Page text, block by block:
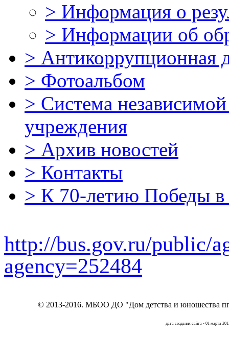
> Информация о
> Информации об
> Антикоррупционная
> Фотоальбом
> Система
учреждения
> Архив новостей
> Контакты
> К 70-летию Победы в
http://bus.gov.ru/public/
agency=252484
© 2013-2016. МБОО ДО "Дом детства и юношества
дата создания сайта - 01 марта